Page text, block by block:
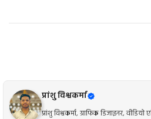
प्रांशु विश्वकर्मा
प्रांशु विश्वकर्मा, ग्राफिक डिजाइनर,